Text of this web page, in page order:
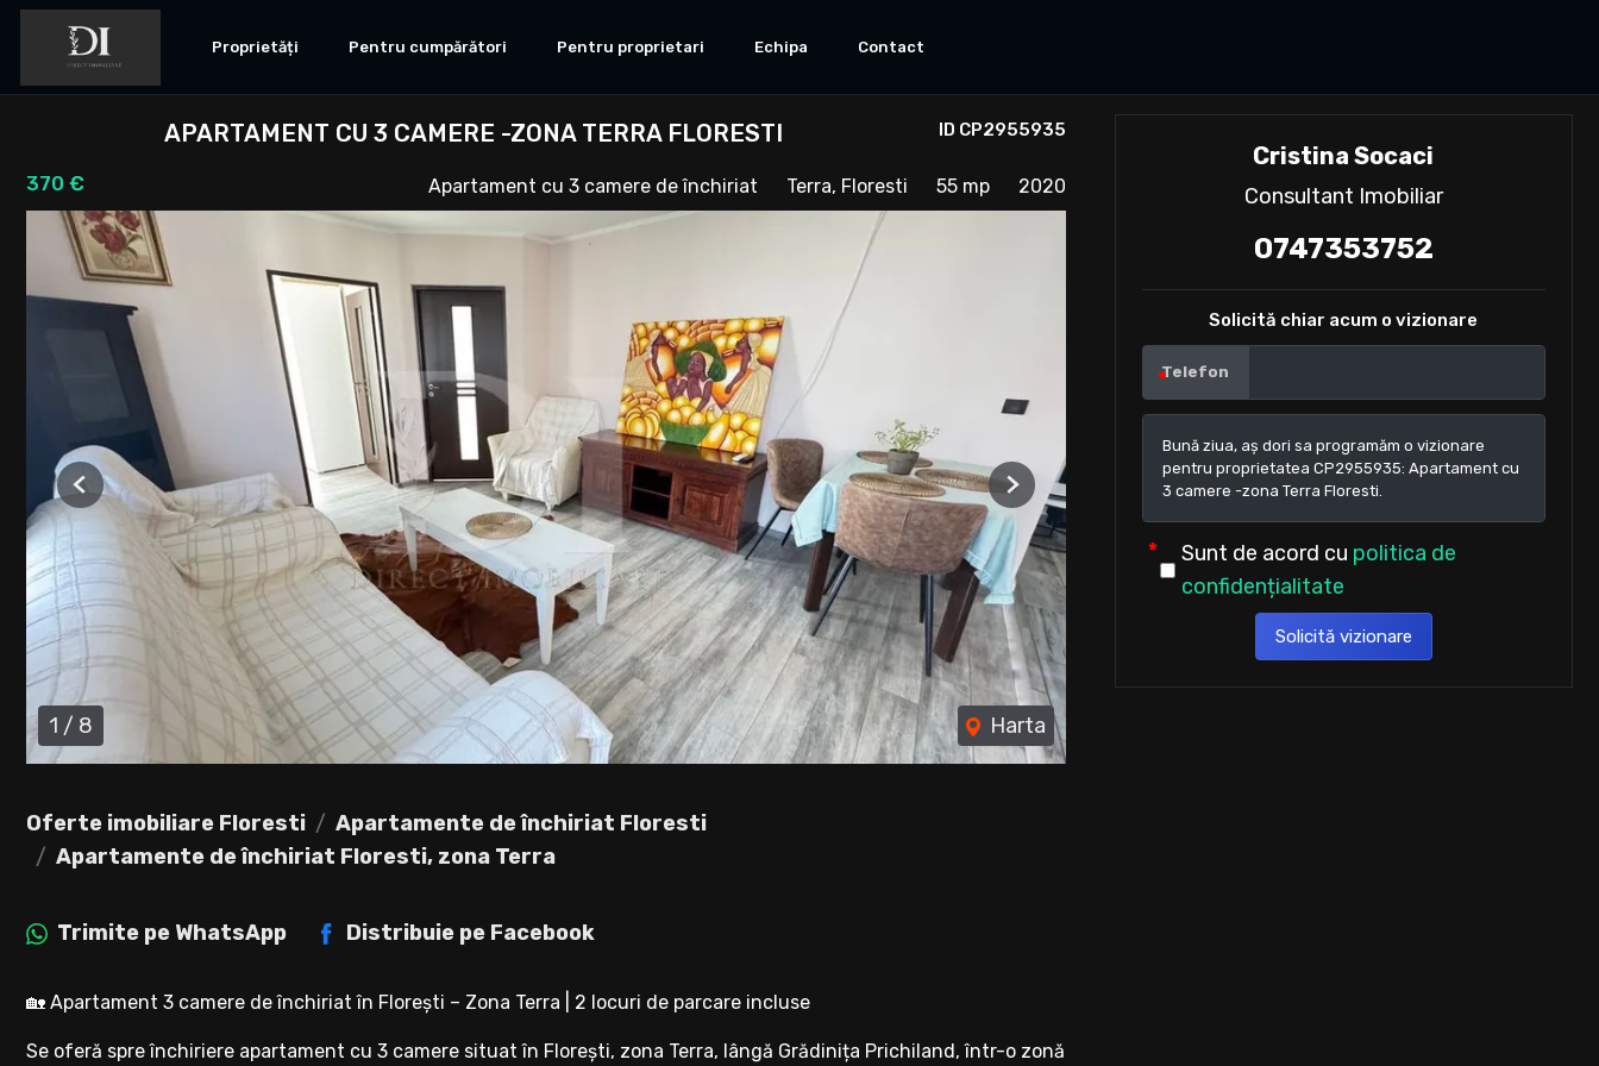
Proprietăți Pentru cumpărători Pentru proprietari Echipa Contact
ID CP2955935
APARTAMENT CU 3 CAMERE -ZONA TERRA FLORESTI
370 € Apartament cu 3 camere de închiriat Terra, Floresti 55 mp 2020
1 / 8 Harta
Previous Next
Oferte imobiliare Floresti
Apartamente de închiriat Floresti
Apartamente de închiriat Floresti, zona Terra
Trimite pe WhatsApp Distribuie pe Facebook
🏡 Apartament 3 camere de închiriat în Florești – Zona Terra | 2 locuri de parcare incluse
Se oferă spre închiriere apartament cu 3 camere situat în Florești, zona Terra, lângă Grădinița Prichiland, într-o zonă
Cristina Socaci
Consultant Imobiliar
0747353752
Solicită chiar acum o vizionare
Telefon
Sunt de acord cu politica de
confidențialitate
Solicită vizionare